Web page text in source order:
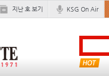
지난 호 보기 KSG On Air
부산신항